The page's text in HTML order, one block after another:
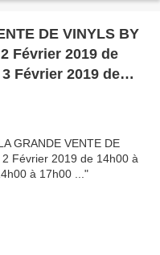
DE VINYLS BY
Février 2019 de
Février 2019 de